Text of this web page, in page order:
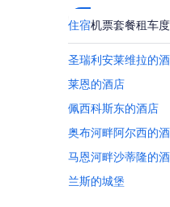
住宿机票套餐租车
圣瑞利安莱维拉的
莱恩的酒店
佩西科斯东的酒店
奥布河畔阿尔西的
马恩河畔沙蒂隆的
兰斯的城堡